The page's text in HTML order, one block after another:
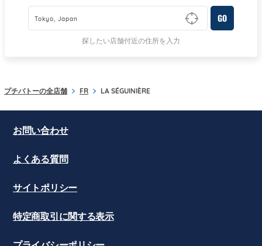
Type to begin querying for matching results
GO
探したい店舗付近の住所を入力
プチバトーの全店舗 FR LA SÉGUINIÈRE
お問い合わせ
よくある質問
サイトポリシー
特定商取引に関する表示